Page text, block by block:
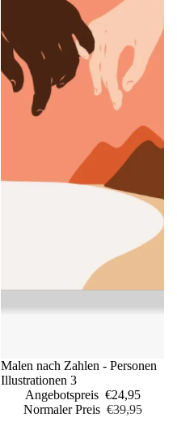
Sale
Malen nach Zahlen - Personen
Illustrationen 3
Angebotspreis €24,95
Normaler Preis €39,95